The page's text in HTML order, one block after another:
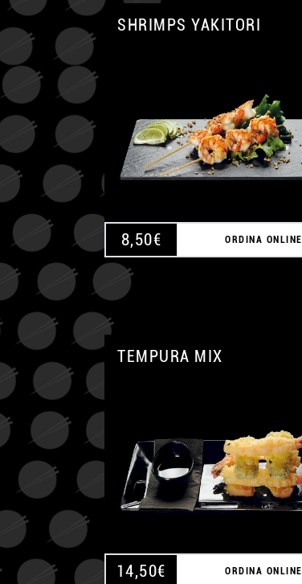
SHRIMPS YAKITORI
8,50€ ORDINA ONLINE
TEMPURA MIX
14,50€ ORDINA ONLINE